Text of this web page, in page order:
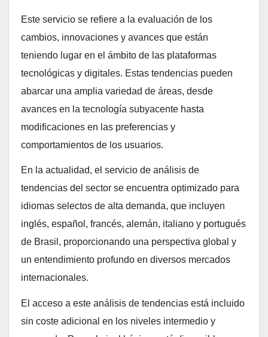
Este servicio se refiere a la evaluación de los
cambios, innovaciones y avances que están
teniendo lugar en el ámbito de las plataformas
tecnológicas y digitales. Estas tendencias pueden
abarcar una amplia variedad de áreas, desde
avances en la tecnología subyacente hasta
modificaciones en las preferencias y
comportamientos de los usuarios.
En la actualidad, el servicio de análisis de
tendencias del sector se encuentra optimizado para
idiomas selectos de alta demanda, que incluyen
inglés, español, francés, alemán, italiano y portugués
de Brasil, proporcionando una perspectiva global y
un entendimiento profundo en diversos mercados
internacionales.
El acceso a este análisis de tendencias está incluido
sin coste adicional en los niveles intermedio y